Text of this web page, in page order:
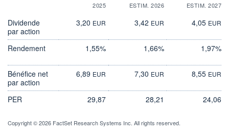
2025 ESTIM. 2026 ESTIM. 2027
Dividende
par action
3,20 EUR 3,42 EUR 4,05 EUR
Rendement 1,55% 1,66% 1,97%
Bénéfice net
par action
6,89 EUR 7,30 EUR 8,55 EUR
PER 29,87 28,21 24,06
Copyright © 2026 FactSet Research Systems Inc. All rights reserved.